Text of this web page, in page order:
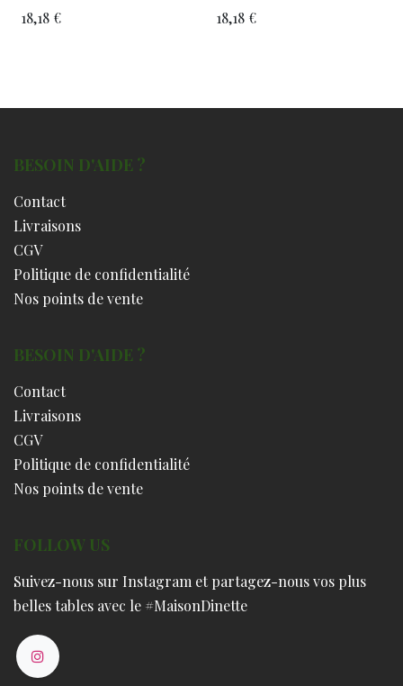
18,18 €
18,18€
BESOIN D'AIDE ?
Contact
Livraisons
CGV
Politique de confidentialité
Nos points de vente
BESOIN D'AIDE ?
Contact
Livraisons
CGV
Politique de confidentialité
Nos points de vente
FOLLOW US
Suivez-nous sur Instagram et partagez-nous vos plus
belles tables avec le #MaisonDinette